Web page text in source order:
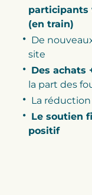
participants
(en train)
De
site
Des achats
la part des
La
Le soutien
positif